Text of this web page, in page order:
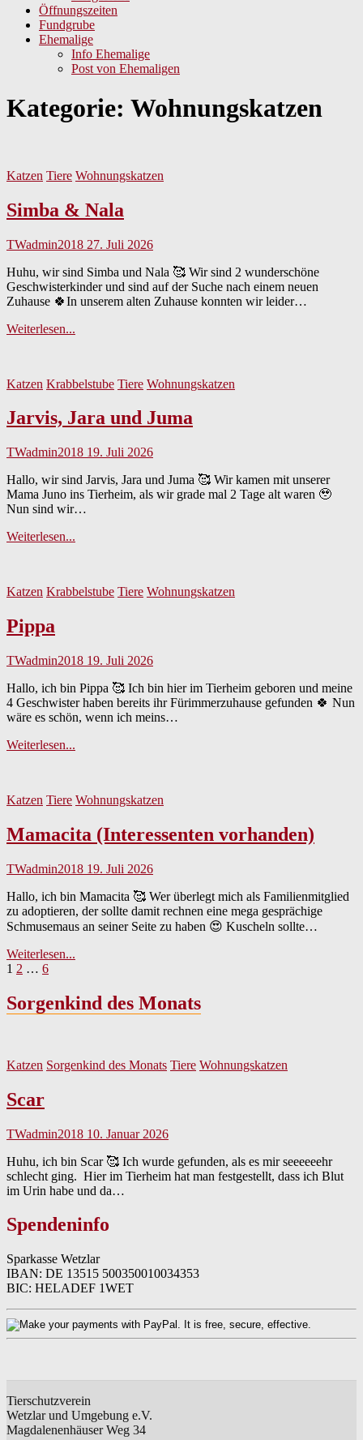
Öffnungszeiten
Fundgrube
Ehemalige
Info Ehemalige
Post von Ehemaligen
Kategorie: Wohnungskatzen
Katzen Tiere Wohnungskatzen
Simba & Nala
TWadmin2018 27. Juli 2026
Huhu, wir sind Simba und Nala 🥰 Wir sind 2 wunderschöne
Geschwisterkinder und sind auf der Suche nach einem neuen
Zuhause 🍀In unserem alten Zuhause konnten wir leider…
Weiterlesen...
Katzen Krabbelstube Tiere Wohnungskatzen
Jarvis, Jara und Juma
TWadmin2018 19. Juli 2026
Hallo, wir sind Jarvis, Jara und Juma 🥰 Wir kamen mit unserer
Mama Juno ins Tierheim, als wir grade mal 2 Tage alt waren 🥹
Nun sind wir…
Weiterlesen...
Katzen Krabbelstube Tiere Wohnungskatzen
Pippa
TWadmin2018 19. Juli 2026
Hallo, ich bin Pippa 🥰 Ich bin hier im Tierheim geboren und meine
4 Geschwister haben bereits ihr Fürimmerzuhause gefunden 🍀 Nun
wäre es schön, wenn ich meins…
Weiterlesen...
Katzen Tiere Wohnungskatzen
Mamacita (Interessenten vorhanden)
TWadmin2018 19. Juli 2026
Hallo, ich bin Mamacita 🥰 Wer überlegt mich als Familienmitglied
zu adoptieren, der sollte damit rechnen eine mega gesprächige
Schmusemaus an seiner Seite zu haben 😍 Kuscheln sollte…
Weiterlesen...
Seitennummerierung
der
Beiträge
Page
1 Page
2 … Page
6Next
Sorgenkind des Monats
Katzen Sorgenkind des Monats Tiere Wohnungskatzen
Scar
TWadmin2018 10. Januar 2026
Huhu, ich bin Scar 🥰 Ich wurde gefunden, als es mir seeeeeehr
schlecht ging. Hier im Tierheim hat man festgestellt, dass ich Blut
im Urin habe und da…
Spendeninfo
Sparkasse Wetzlar
IBAN: DE 13515 500350010034353
BIC: HELADEF 1WET
Tierschutzverein
Wetzlar und Umgebung e.V.
Magdalenenhäuser Weg 34